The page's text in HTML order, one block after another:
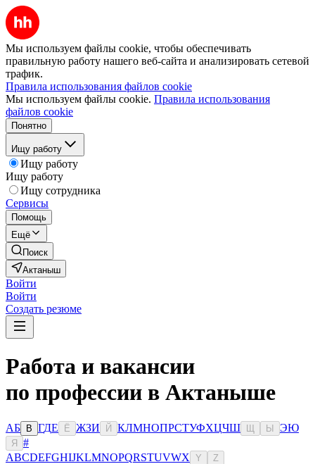
Мы используем файлы cookie, чтобы обеспечивать
правильную работу нашего веб-сайта и анализировать сетевой
трафик.
Правила использования файлов cookie
Мы используем файлы cookie. Правила использования
файлов cookie
Понятно
Ищу работу
Ищу работу
Ищу работу
Ищу сотрудника
Сервисы
Помощь
Ещё
Поиск
Актаныш
Войти
Войти
Создать резюме
Работа и вакансии
по профессии в Актаныше
АБ В ГДЕ Ё ЖЗИ Й КЛМНОПРСТУФХЦЧШ Ы ЭЮ
Я
#
ABCDEFGHIJKLMNOPQRSTUVWX Y Z